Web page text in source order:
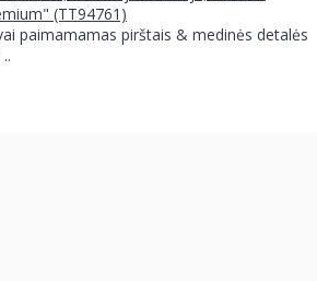
(TT94761)
paimamamas pirštais & medinės detalės